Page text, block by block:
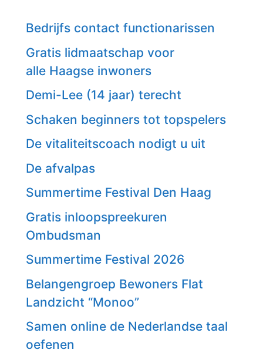
Bedrijfs contact functionarissen
Gratis lidmaatschap voor
alle Haagse inwoners
Demi-Lee (14 jaar) terecht
Schaken beginners tot topspelers
De vitaliteitscoach nodigt u uit
De afvalpas
Summertime Festival Den Haag
Gratis inloopspreekuren
Ombudsman
Summertime Festival 2026
Belangengroep Bewoners Flat
Landzicht “Monoo”
Samen online de Nederlandse taal
oefenen